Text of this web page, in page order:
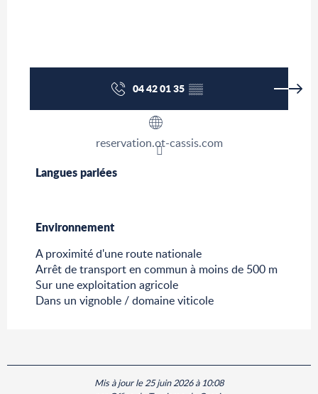
04 42 01 35▒▒
reservation.ot-cassis.com
Langues parlées
Langues parlées
Environnement
Environnement
A proximité d'une route nationale
Arrêt de transport en commun à moins de 500 m
Sur une exploitation agricole
Dans un vignoble / domaine viticole
Mis à jour le 25 juin 2026 à 10:08